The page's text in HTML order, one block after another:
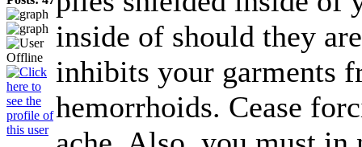
inside of should they
inhibits your garments
hemorrhoids. Cease